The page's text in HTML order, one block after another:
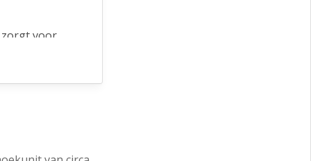
zorgt voor
object
van